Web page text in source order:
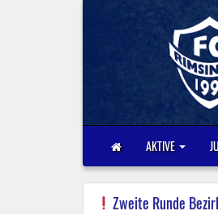
AKTIVE
Zweite Runde